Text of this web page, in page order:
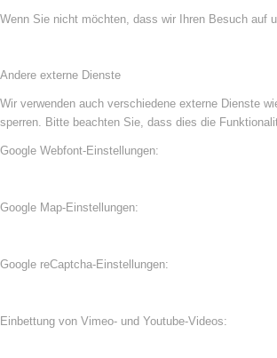
Wenn Sie nicht möchten, dass wir Ihren Besuch auf
Andere externe Dienste
Wir verwenden auch verschiedene externe Dienste
sperren. Bitte beachten Sie, dass dies die
Google Webfont-Einstellungen:
Google Map-Einstellungen:
Google reCaptcha-Einstellungen:
Einbettung von Vimeo- und Youtube-Videos: